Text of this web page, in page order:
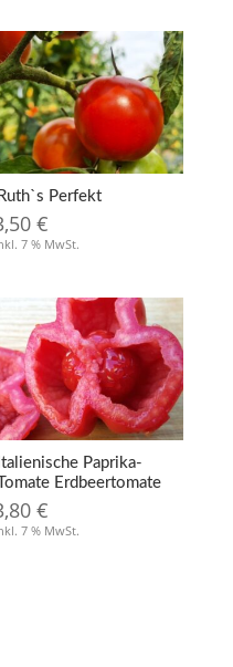
Ruth`s Perfekt
€
7 % MwSt.
Italienische Paprika-
Erdbeertomate
€
7 % MwSt.